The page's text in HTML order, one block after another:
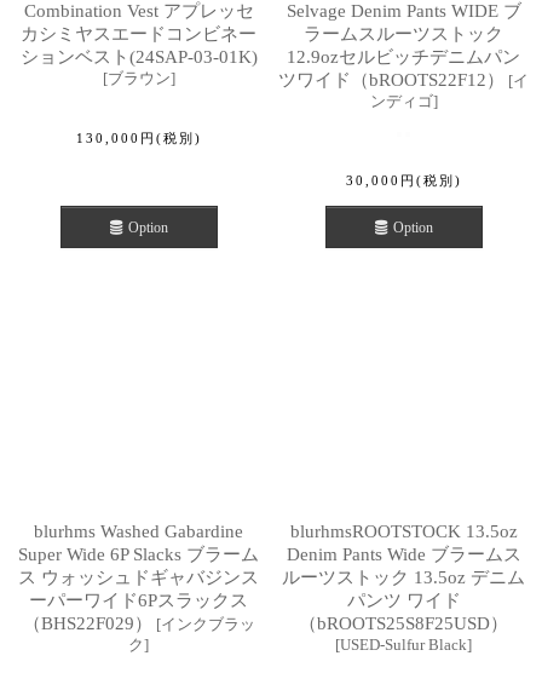
Combination Vest アプレッセ
カシミヤスエードコンビネー
ションベスト(24SAP-03-01K)
[ブラウン]
130,000 円 (税別)
Option
Selvage Denim Pants WIDE ブ
ラームスルーツストック
12.9ozセルビッチデニムパン
ツワイド（bROOTS22F12）
[イ
ンディゴ]
30,000 円 (税別)
Option
blurhms Washed Gabardine
Super Wide 6P Slacks ブラーム
ス ウォッシュドギャバジンス
ーパーワイド6Pスラックス
（BHS22F029）
[インクブラッ
ク]
blurhmsROOTSTOCK 13.5oz
Denim Pants Wide ブラームス
ルーツストック 13.5oz デニム
パンツ ワイド
（bROOTS25S8F25USD）
[USED-Sulfur Black]